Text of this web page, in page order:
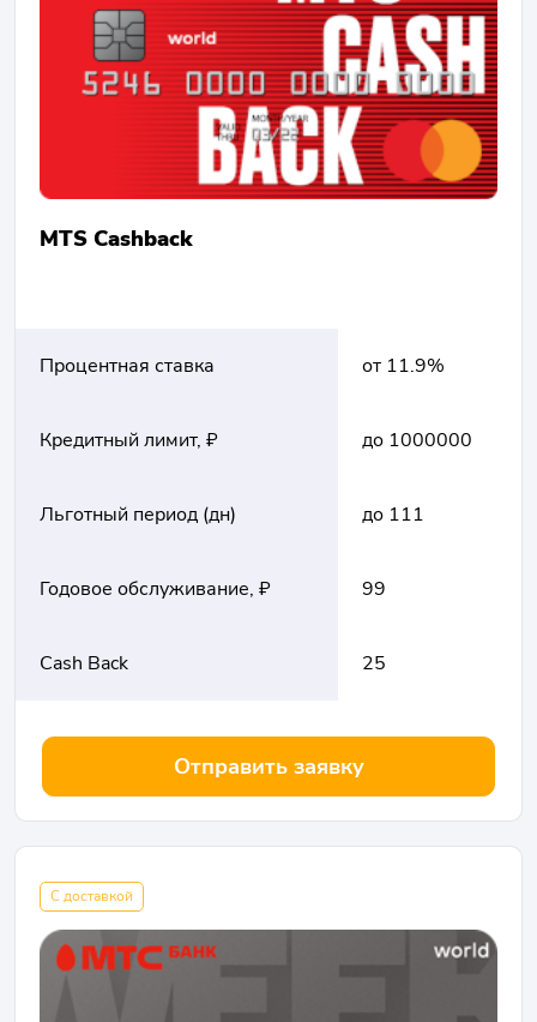
MTS Cashback
Процентная ставка от 11.9%
Кредитный лимит, ₽ до 1000000
Льготный период (дн) до 111
Годовое обслуживание, ₽ 99
Cash Back 25
Отправить заявку
С доставкой